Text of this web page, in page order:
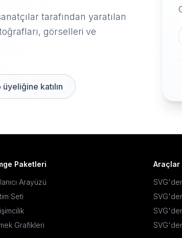
tarafından yaratılan
görselleri ve
katılın
Paketleri
Arayüzü
Seti
Grafikleri
Araçlar